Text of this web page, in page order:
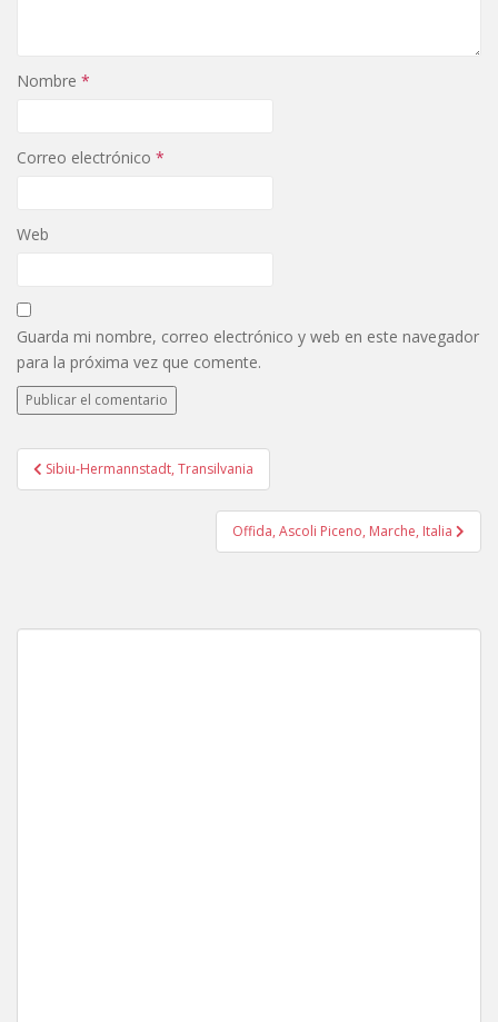
Nombre *
Correo electrónico *
Web
Guarda mi nombre, correo electrónico y web en este navegador
para la próxima vez que comente.
Navegación
de
Sibiu-Hermannstadt, Transilvania
Offida, Ascoli Piceno, Marche, Italia